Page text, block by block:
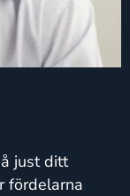
just ditt
fördelarna